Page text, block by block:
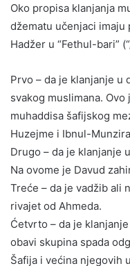
Oko propisa klanjanja
džematu učenjaci
Hadžer u “Fethul-bari”
Prvo – da je klanjanje u
svakog muslimana.
muhaddisa šafijskog
Huzejme i Ibnul-
Drugo – da je klanjanje
Na ovome je Davud
Treće – da je vadžib ali
rivajet od Ahmeda.
Ćetvrto – da je
obavi skupina spada
Šafija i većina njegovih